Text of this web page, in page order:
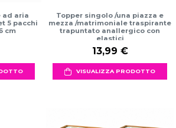
ad aria
5 pacchi
cm
Topper singolo /una piazza e
mezza /matrimoniale traspirante
trapuntato anallergico con
elastici
13,99 €
VISUALIZZA PRODOTTO